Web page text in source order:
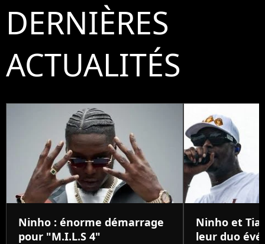
DERNIÈRES
ACTUALITÉS
Ninho : énorme démarrage
pour "M.I.L.S 4"
Ninho et
leur duo